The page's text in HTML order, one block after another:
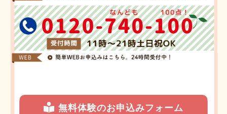
無料体験のお申込みフォーム